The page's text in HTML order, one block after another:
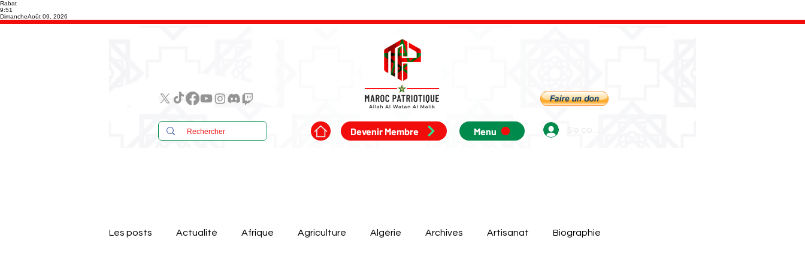
Rabat
9:51
DimancheAoût 09, 2026
Se connecter
Devenir Membre Menu
Les posts Actualité Afrique Agriculture Algérie Archives Artisanat Biographie